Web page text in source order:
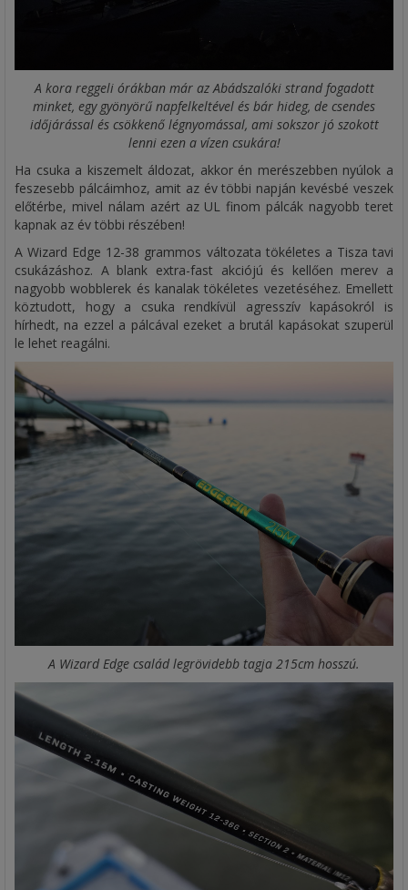
A kora reggeli órákban már az Abádszalóki strand fogadott
minket, egy gyönyörű napfelkeltével és bár hideg, de csendes
időjárással és csökkenő légnyomással, ami sokszor jó szokott
lenni ezen a vízen csukára!
Ha csuka a kiszemelt áldozat, akkor én merészebben nyúlok a
feszesebb pálcáimhoz, amit az év többi napján kevésbé veszek
előtérbe, mivel nálam azért az UL finom pálcák nagyobb teret
kapnak az év többi részében!
A Wizard Edge 12-38 grammos változata tökéletes a Tisza tavi
csukázáshoz. A blank extra-fast akciójú és kellően merev a
nagyobb wobblerek és kanalak tökéletes vezetéséhez. Emellett
köztudott, hogy a csuka rendkívül agresszív kapásokról is
hírhedt, na ezzel a pálcával ezeket a brutál kapásokat szuperül
le lehet reagálni.
A Wizard Edge család legrövidebb tagja 215cm hosszú.